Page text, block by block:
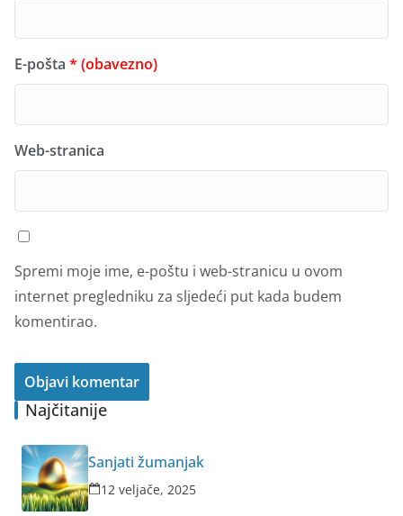
E-pošta * (obavezno)
Web-stranica
Spremi moje ime, e-poštu i web-stranicu u ovom
internet pregledniku za sljedeći put kada budem
komentirao.
Najčitanije
Sanjati žumanjak
12 veljače, 2025